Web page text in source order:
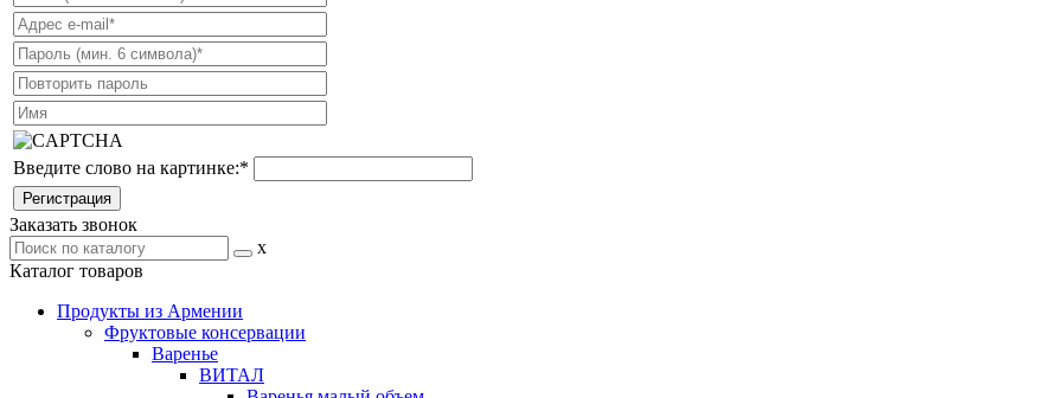
Введите слово на картинке:*
Заказать звонок
x
Каталог товаров
Продукты из Армении
Фруктовые консервации
Варенье
ВИТАЛ